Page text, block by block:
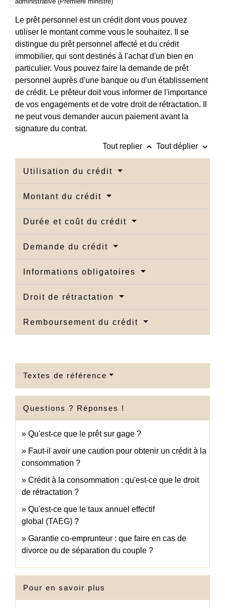
Le prêt personnel est un crédit dont vous pouvez
utiliser le montant comme vous le souhaitez. Il se
distingue du prêt personnel affecté et du crédit
immobilier, qui sont destinés à l'achat d'un bien en
particulier. Vous pouvez faire la demande de prêt
personnel auprès d'une banque ou d'un établissement
de crédit. Le prêteur doit vous informer de l'importance
de vos engagements et de votre droit de rétractation. Il
ne peut vous demander aucun paiement avant la
signature du contrat.
Tout replier keyboard_arrow_up Tout déplier keyboard_arrow_down
Utilisation du crédit
Montant du crédit
Durée et coût du crédit
Demande du crédit
Informations obligatoires
Droit de rétractation
Remboursement du crédit
Textes de référence
Questions ? Réponses !
Qu'est-ce que le prêt sur gage ?
Faut-il avoir une caution pour obtenir un crédit à la
consommation ?
Crédit à la consommation : qu'est-ce que le droit
de rétractation ?
Qu'est-ce que le taux annuel effectif
global (TAEG) ?
Garantie co-emprunteur : que faire en cas de
divorce ou de séparation du couple ?
Pour en savoir plus